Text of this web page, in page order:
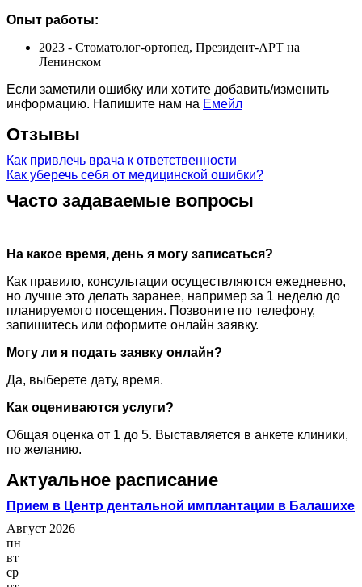
Опыт работы:
2023 - Стоматолог-ортопед, Президент-АРТ на
Ленинском
Если заметили ошибку или хотите добавить/изменить
информацию. Напишите нам на Емейл
Отзывы
Как привлечь врача к ответственности
Как уберечь себя от медицинской ошибки?
Часто задаваемые вопросы
На какое время, день я могу записаться?
Как правило, консультации осуществляются ежедневно,
но лучше это делать заранее, например за 1 неделю до
планируемого посещения. Позвоните по телефону,
запишитесь или оформите онлайн заявку.
Могу ли я подать заявку онлайн?
Да, выберете дату, время.
Как оцениваются услуги?
Общая оценка от 1 до 5. Выставляется в анкете клиники,
по желанию.
Актуальное расписание
Прием в Центр дентальной имплантации в Балашихе
Август 2026
пн
вт
ср